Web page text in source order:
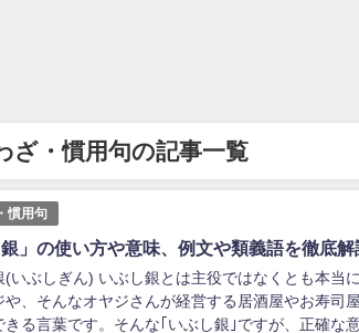
ざ・慣用句の記事一覧
銀」の使い方や意味、例文や類義語を徹底解
(いぶしぎん) いぶし銀とは主役ではなくとも本当
や、そんなオヤジさんが経営する居酒屋やお寿司
きる言葉です。そんな｢いぶし銀｣ですが、正確な
慣用句